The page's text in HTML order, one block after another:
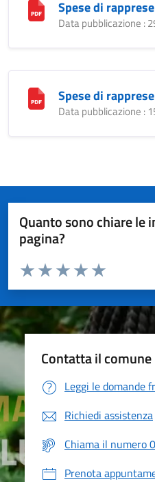
Spese di
Data pubblicazione :
Spese di
Data pubblicazione :
Quanto sono chiare le
pagina?
Valuta da 1 a 5 stelle la pagina
Valuta 5
Valuta 4 stelle su
Valuta 3 stelle su 5
Valuta 2 stelle su 5
Valuta 1 stelle su 5
Contatta il comune
Leggi le domande
Richiedi assistenza
Chiama il numero
Prenota